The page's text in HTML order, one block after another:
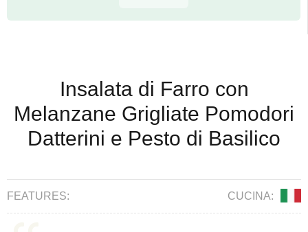
Insalata di Farro con
Melanzane Grigliate Pomodori
Datterini e Pesto di Basilico
FEATURES: CUCINA: